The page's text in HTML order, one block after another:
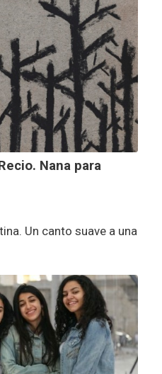
Nana para
Un canto suave a una